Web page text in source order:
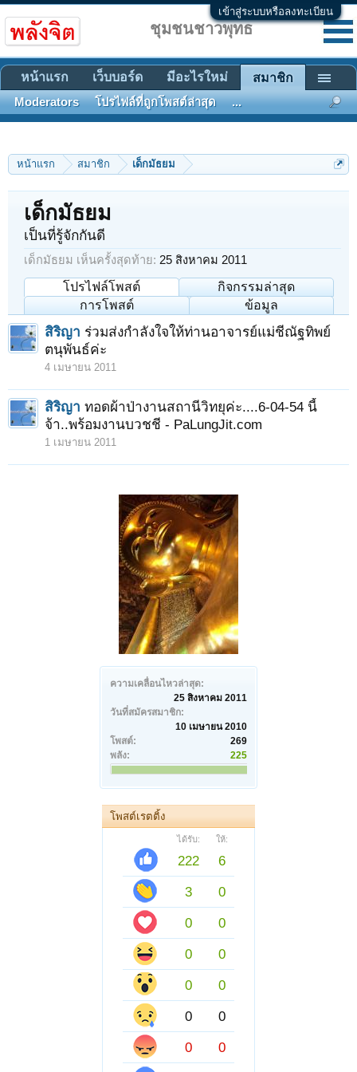
เข้าสู่ระบบหรือลงทะเบียน
หน้าแรก สมาชิก เด็กมัธยม
ความเคลื่อนไหวล่าสุด:
25 สิงหาคม 2011
วันที่สมัครสมาชิก:
10 เมษายน 2010
โพสต์:
269
พลัง:
225
โพสต์เรตติ้ง
ได้รับ: ให้:
222
6
3
0
0
0
0
0
0
0
0
0
0
0
เด็กมัธยม
เป็นที่รู้จักกันดี
เด็กมัธยม เห็นครั้งสุดท้าย: 25 สิงหาคม 2011
โปรไฟล์โพสต์
กิจกรรมล่าสุด
การโพสต์
ข้อมูล
สิริญา ร่วมส่งกำลังใจให้ท่านอาจารย์แม่ชีณัฐทิพย์
ตนุพันธ์ค่ะ
4 เมษายน 2011
สิริญา ทอดผ้าป่างานสถานีวิทยุค่ะ....6-04-54 นี้
จ้า..พร้อมงานบวชชี - PaLungJit.com
1 เมษายน 2011
ชุมชนชาวพุทธ
หน้าแรก เว็บบอร์ด มีอะไรใหม่ สมาชิก
Moderators โปรไฟล์ที่ถูกโพสต์ล่าสุด ...